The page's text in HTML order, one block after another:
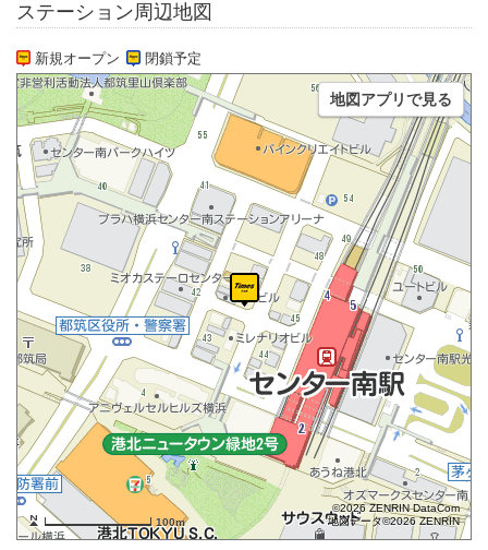
ステーション周辺地図
新規オープン 閉鎖予定
100m
©2026 ZENRIN DataCom
地図データ©2026 ZENRIN
地図アプリで見る